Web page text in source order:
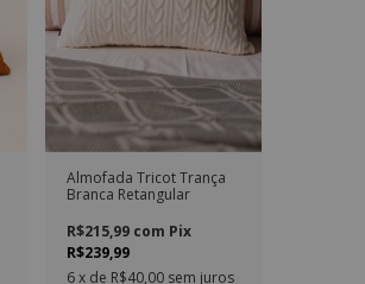
Almofada Tricot Trança
Branca Retangular
R$239,99
R$215,99 com Pix
6 x de R$40,00 sem juros